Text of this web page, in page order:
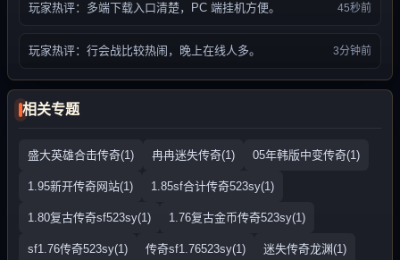
玩家热评：多端下载入口清楚，PC 端挂机方便。 45秒前
玩家热评：行会战比较热闹，晚上在线人多。 3分钟前
相关专题
盛大英雄合击传奇(1) 冉冉迷失传奇(1) 05年韩版中变传奇(1)
1.95新开传奇网站(1) 1.85sf合计传奇523sy(1)
1.80复古传奇sf523sy(1) 1.76复古金币传奇523sy(1)
sf1.76传奇523sy(1) 传奇sf1.76523sy(1) 迷失传奇龙渊(1)